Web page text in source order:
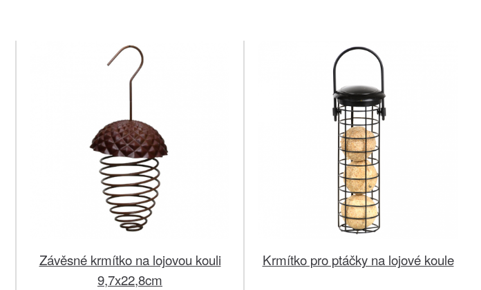
Závěsné krmítko na lojovou kouli
9,7x22,8cm
Krmítko pro ptáčky na lojové koule